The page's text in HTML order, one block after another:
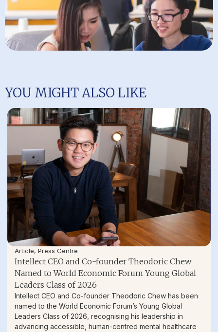
YOU MIGHT ALSO LIKE
Article, Press Centre
Intellect CEO and Co-founder Theodoric Chew
Named to World Economic Forum Young Global
Leaders Class of 2026
Intellect CEO and Co-founder Theodoric Chew has been
named to the World Economic Forum’s Young Global
Leaders Class of 2026, recognising his leadership in
advancing accessible, human-centred mental healthcare